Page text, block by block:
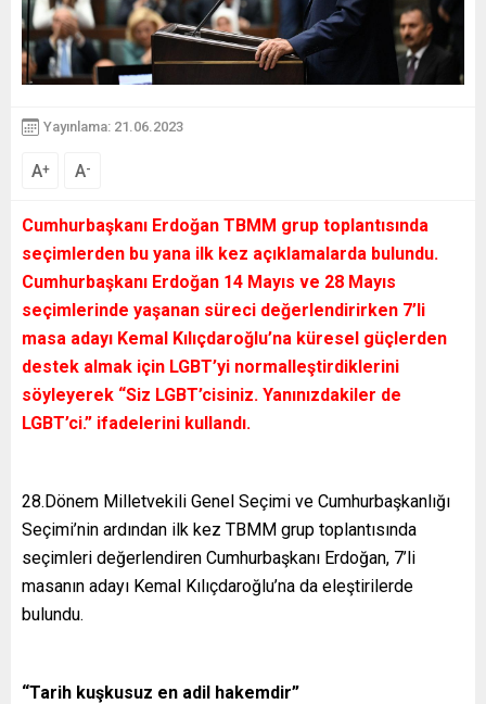
Yayınlama: 21.06.2023
A+ A-
Cumhurbaşkanı Erdoğan TBMM grup toplantısında
seçimlerden bu yana ilk kez açıklamalarda bulundu.
Cumhurbaşkanı Erdoğan 14 Mayıs ve 28 Mayıs
seçimlerinde yaşanan süreci değerlendirirken 7’li
masa adayı Kemal Kılıçdaroğlu’na küresel güçlerden
destek almak için LGBT’yi normalleştirdiklerini
söyleyerek “Siz LGBT’cisiniz. Yanınızdakiler de
LGBT’ci.” ifadelerini kullandı.
28.Dönem Milletvekili Genel Seçimi ve Cumhurbaşkanlığı
Seçimi’nin ardından ilk kez TBMM grup toplantısında
seçimleri değerlendiren Cumhurbaşkanı Erdoğan, 7’li
masanın adayı Kemal Kılıçdaroğlu’na da eleştirilerde
bulundu.
“Tarih kuşkusuz en adil hakemdir”